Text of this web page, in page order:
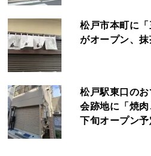
松戸市本町に「
がオープン、
松戸駅東口の
会跡地に「焼肉
下旬オープン